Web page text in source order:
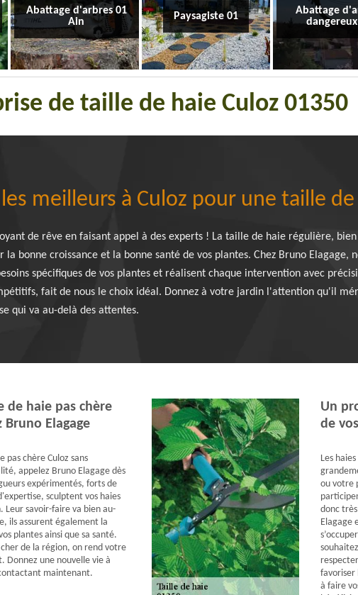
Abattage d'arbres 01
Ain
Paysagiste 01
Abattage
de taille de haie Culoz 01350
meilleurs à Culoz pour une taille
de rêve en faisant appel à des experts ! La taille de haie régulière,
bonne croissance et la bonne santé de vos plantes. Chez Bruno Elagage,
spécifiques de vos plantes et réalisent chaque intervention avec
fait de nous le choix idéal. Donnez à votre jardin l'attention qu'il
qui va au-delà des attentes.
de haie pas chère
Bruno Elagage
pas chère Culoz sans
appelez Bruno Elagage dès
expérimentés, forts de
sculptent vos haies
Leur savoir-faire va bien au-
ils assurent également la
plantes ainsi que sa santé.
de la région, on rend votre
Donnez une nouvelle vie à
maintenant.
Un
de
Les
ou votre
donc
Elagage
favoriser
à faire